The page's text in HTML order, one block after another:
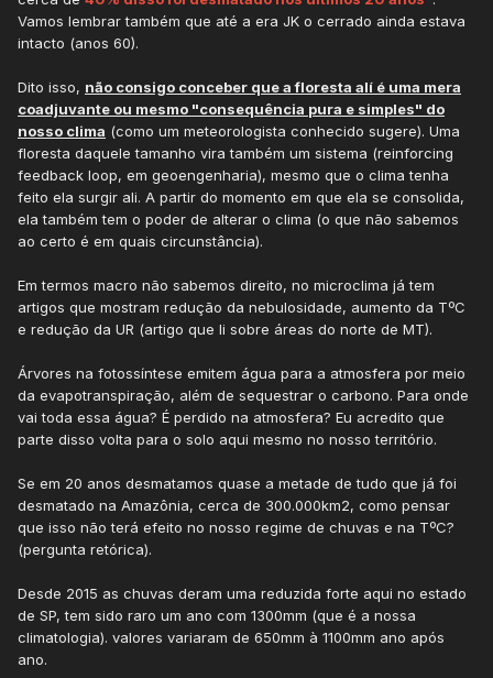
floresta não tenha influência, mas que outros fatores
podem, por exemplo, determinar se vai chover 950mm
(2014) ou 2300mm (2020), período que a variável
também seja o caso de vocês e, em breve, voltarão a
observar temporadas de chuva mais satisfatórias.
Vamos lembrar também que até a era JK o cerrado ainda estava
intacto (anos 60).
Dito isso, não consigo conceber que a floresta alí é uma mera
coadjuvante ou mesmo "consequência pura e simples" do
nosso clima (como um meteorologista conhecido sugere). Uma
floresta daquele tamanho vira também um sistema (reinforcing
feedback loop, em geoengenharia), mesmo que o clima tenha
feito ela surgir ali. A partir do momento em que ela se consolida,
ela também tem o poder de alterar o clima (o que não sabemos
ao certo é em quais circunstância).
Em termos macro não sabemos direito, no microclima já tem
artigos que mostram redução da nebulosidade, aumento da TºC
e redução da UR (artigo que li sobre áreas do norte de MT).
Árvores na fotossíntese emitem água para a atmosfera por meio
da evapotranspiração, além de sequestrar o carbono. Para onde
vai toda essa água? É perdido na atmosfera? Eu acredito que
parte disso volta para o solo aqui mesmo no nosso território.
Se em 20 anos desmatamos quase a metade de tudo que já foi
desmatado na Amazônia, cerca de 300.000km2, como pensar
que isso não terá efeito no nosso regime de chuvas e na TºC?
(pergunta retórica).
Desde 2015 as chuvas deram uma reduzida forte aqui no estado
de SP, tem sido raro um ano com 1300mm (que é a nossa
climatologia). valores variaram de 650mm à 1100mm ano após
ano.